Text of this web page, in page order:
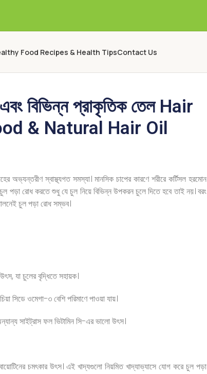
Food Recipes & Health TipsContact Us
বিভিন্ন প্রাকৃতিক তেল Hair
& Natural Hair Oil
স্বাস্থ্যগত সমস্যা। মানসিক চাপের কারণে শরীরে কর্টিসল হরমোন
পড়া রোধ করতে শুধু যে চুল নিয়ে বিভিন্ন উপকরন চুলে দিতে হবে তাই নয়। বরং
চুল পড়া রোধ সম্ভব।
যা চুলের বৃদ্ধিতে সহায়ক।
সিডে ওমেগা-৩ বেশি পরিমাণে পাওয়া যায়।
সাইট্রাস ফল ভিটামিন সি-এর ভালো উৎস।
চমৎকার উৎস। এই খাদ্যগুলো নিয়মিত খাদ্যাভ্যাসে যোগ করে চুল পড়া